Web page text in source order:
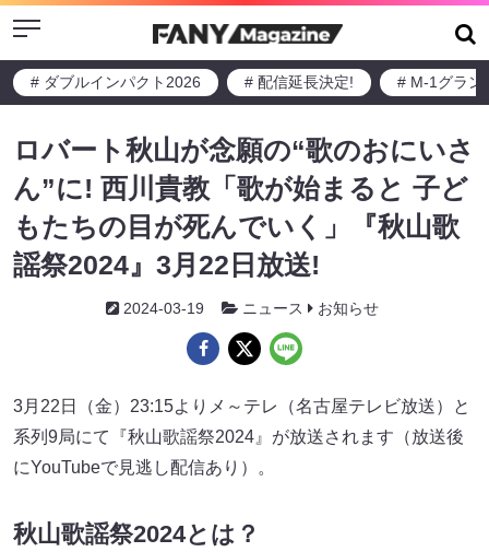
Menu
# ダブルインパクト2026 # 配信延長決定! # M-1グラン
ロバート秋山が念願の“歌のおにいさ
ん”に! 西川貴教「歌が始まると 子ど
もたちの目が死んでいく」『秋山歌
謡祭2024』3月22日放送!
2024-03-19 ニュース お知らせ
3月22日（金）23:15よりメ～テレ（名古屋テレビ放送）と
系列9局にて『秋山歌謡祭2024』が放送されます（放送後
にYouTubeで見逃し配信あり）。
秋山歌謡祭2024とは？